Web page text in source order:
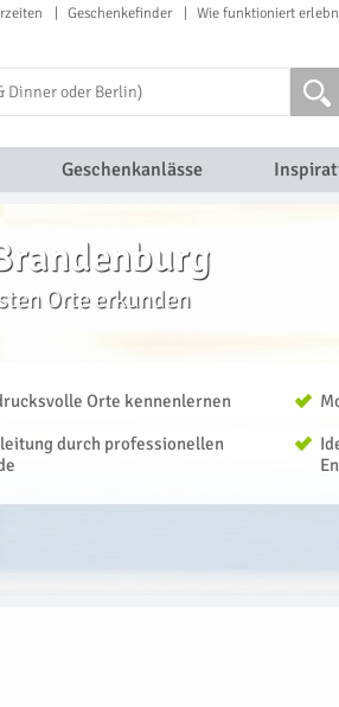
Geschenkefinder Wie funktioniert
Geschenkanlässe
Orte erkunden
Orte kennenlernen
durch professionellen